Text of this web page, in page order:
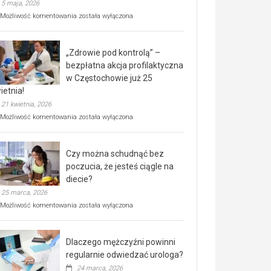
5 maja, 2026
Możliwość komentowania Rusza
rehabilitacji
dla
seniorów!
została wyłączona
„Zdrowie pod kontrolą” –
bezpłatna akcja profilaktyczna
w Częstochowie już 25
21 kwietnia, 2026
Możliwość komentowania „Zdrowie
bezpłatna
akcja
profilaktyczna
w
już
kwietnia!
została wyłączona
Czy można schudnąć bez
poczucia, że jesteś ciągle na
diecie?
25 marca, 2026
Możliwość komentowania Czy
poczucia,
że
została wyłączona
Dlaczego mężczyźni powinni
regularnie odwiedzać urologa?
24 marca, 2026